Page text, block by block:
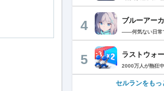
4 ブルーアー
5 ラストウォ
セルランをもっ